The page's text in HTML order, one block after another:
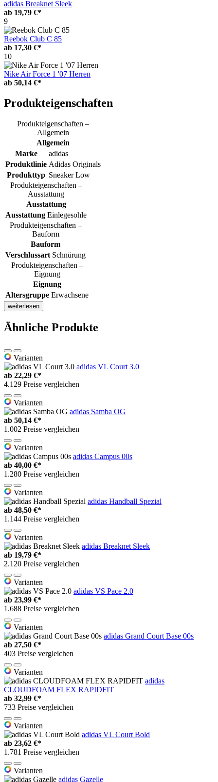
adidas Breaknet Sleek
ab 19,79 €*
9
Reebok Club C 85
ab 17,30 €*
10
Nike Air Force 1 '07 Herren
ab 50,14 €*
Produkteigenschaften
Produkteigenschaften –
Allgemein
Allgemein
Marke
adidas
Produktlinie Adidas Originals
Produkttyp Sneaker Low
Produkteigenschaften –
Ausstattung
Ausstattung
Ausstattung Einlegesohle
Produkteigenschaften –
Bauform
Bauform
Verschlussart Schnürung
Produkteigenschaften –
Eignung
Eignung
Altersgruppe Erwachsene
weiterlesen
Ähnliche Produkte
Varianten
adidas VL Court 3.0
ab 22,29 €*
4.129 Preise vergleichen
Varianten
adidas Samba OG
ab 50,14 €*
1.002 Preise vergleichen
Varianten
adidas Campus 00s
ab 40,00 €*
1.280 Preise vergleichen
Varianten
adidas Handball Spezial
ab 48,50 €*
1.144 Preise vergleichen
Varianten
adidas Breaknet Sleek
ab 19,79 €*
2.120 Preise vergleichen
Varianten
adidas VS Pace 2.0
ab 23,99 €*
1.688 Preise vergleichen
Varianten
adidas Grand Court Base 00s
ab 27,50 €*
403 Preise vergleichen
Varianten
adidas
CLOUDFOAM FLEX RAPIDFIT
ab 32,99 €*
733 Preise vergleichen
Varianten
adidas VL Court Bold
ab 23,62 €*
1.781 Preise vergleichen
Varianten
adidas Gazelle